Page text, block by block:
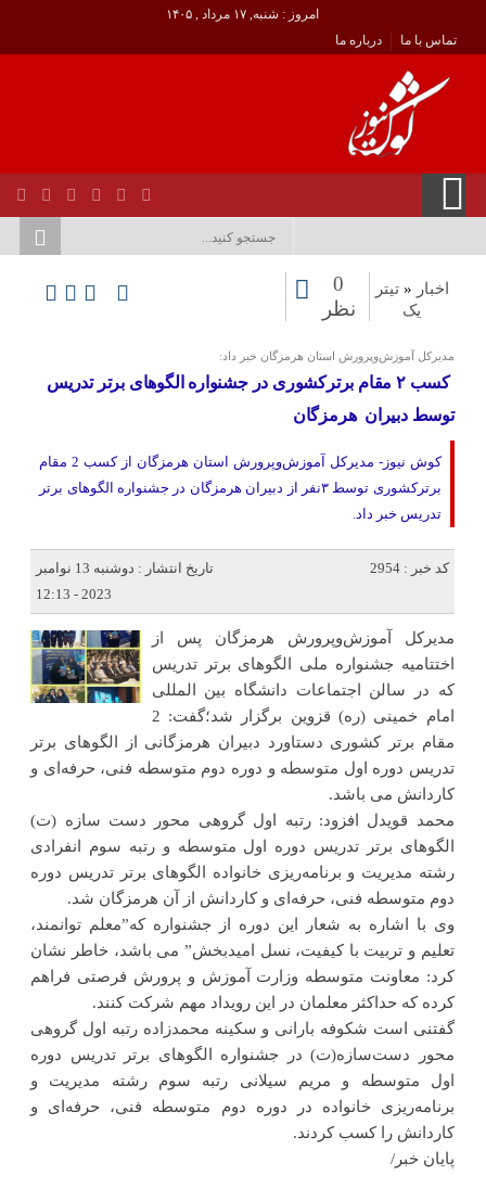
امروز : شنبه, ۱۷ مرداد , ۱۴۰۵
تماس با ما
درباره ما
اخبار « تیتر
یک
0
نظر
مدیرکل آموزش‌وپرورش استان هرمزگان خبر داد:
کسب ۲ مقام برترکشوری در جشنواره الگوهای برتر تدریس
توسط دبیران هرمزگان
کوش نیوز- مدیرکل آموزش‌وپرورش استان هرمزگان از کسب 2 مقام
برترکشوری توسط ۳نفر از دبیران هرمزگان در جشنواره الگوهای برتر
تدریس خبر داد.
کد خبر : 2954
تاریخ انتشار : دوشنبه 13 نوامبر
2023 - 12:13
مدیرکل آموزش‌وپرورش هرمزگان پس از
اختتامیه جشنواره ملی الگوهای برتر تدریس
که در سالن اجتماعات دانشگاه بین المللی
امام خمینی (ره) قزوین برگزار شد؛گفت: 2
مقام برتر کشوری دستاورد دبیران هرمزگانی از الگوهای برتر
تدریس دوره اول متوسطه و دوره دوم متوسطه فنی، حرفه‌ای و
کاردانش می باشد.
محمد قویدل افزود: رتبه اول گروهی محور دست سازه (ت)
الگوهای برتر تدریس دوره اول متوسطه و رتبه سوم انفرادی
رشته مدیریت و برنامه‌ریزی خانواده الگوهای برتر تدریس دوره
دوم متوسطه فنی، حرفه‌ای و کاردانش از آن هرمزگان شد.
وی با اشاره به شعار این دوره از جشنواره که”معلم توانمند،
تعلیم و تربیت با کیفیت، نسل امیدبخش” می باشد، خاطر نشان
کرد: معاونت متوسطه وزارت آموزش و پرورش فرصتی فراهم
کرده که حداکثر معلمان در این رویداد مهم شرکت کنند.
گفتنی است شکوفه بارانی و سکینه محمدزاده رتبه اول گروهی
محور دست‌سازه(ت) در جشنواره الگوهای برتر تدریس دوره
اول متوسطه و مریم سیلانی رتبه سوم رشته مدیریت و
برنامه‌ریزی خانواده در دوره دوم متوسطه فنی، حرفه‌ای و
کاردانش را کسب کردند.
پایان خبر/